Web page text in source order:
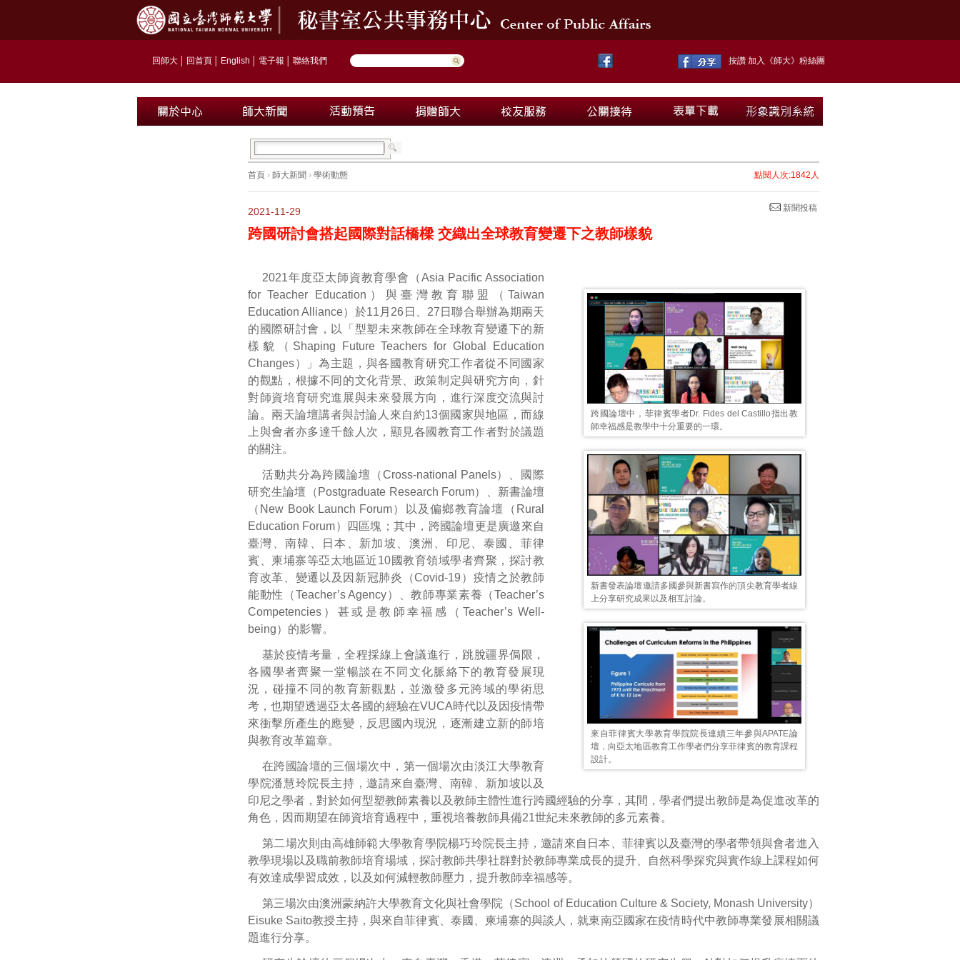
回師大 回首頁 English 電子報 聯絡我們 按讚 加入《師大》粉絲團
首頁 › 師大新聞 › 學術動態 點閱人次:1842人
新聞投稿
2021-11-29
跨國研討會搭起國際對話橋樑 交織出全球教育變遷下之教師樣貌
跨國論壇中，菲律賓學者Dr. Fides del Castillo指出教
師幸福感是教學中十分重要的一環。
新書發表論壇邀請多國參與新書寫作的頂尖教育學者線
上分享研究成果以及相互討論。
來自菲律賓大學教育學院院長連續三年參與APATE論
壇，向亞太地區教育工作學者們分享菲律賓的教育課程
設計。
2021年度亞太師資教育學會（Asia Pacific Association
for Teacher Education）與臺灣教育聯盟（Taiwan
Education Alliance）於11月26日、27日聯合舉辦為期兩天
的國際研討會，以「型塑未來教師在全球教育變遷下的新
樣貌（Shaping Future Teachers for Global Education
Changes）」為主題，與各國教育研究工作者從不同國家
的觀點，根據不同的文化背景、政策制定與研究方向，針
對師資培育研究進展與未來發展方向，進行深度交流與討
論。兩天論壇講者與討論人來自約13個國家與地區，而線
上與會者亦多達千餘人次，顯見各國教育工作者對於議題
的關注。
活動共分為跨國論壇（Cross-national Panels）、國際
研究生論壇（Postgraduate Research Forum）、新書論壇
（New Book Launch Forum）以及偏鄉教育論壇（Rural
Education Forum）四區塊；其中，跨國論壇更是廣邀來自
臺灣、南韓、日本、新加坡、澳洲、印尼、泰國、菲律
賓、柬埔寨等亞太地區近10國教育領域學者齊聚，探討教
育改革、變遷以及因新冠肺炎（Covid-19）疫情之於教師
能動性（Teacher’s Agency）、教師專業素養（Teacher’s
Competencies）甚或是教師幸福感（Teacher’s Well-
being）的影響。
基於疫情考量，全程採線上會議進行，跳脫疆界侷限，
各國學者齊聚一堂暢談在不同文化脈絡下的教育發展現
況，碰撞不同的教育新觀點，並激發多元跨域的學術思
考，也期望透過亞太各國的經驗在VUCA時代以及因疫情帶
來衝擊所產生的應變，反思國內現況，逐漸建立新的師培
與教育改革篇章。
在跨國論壇的三個場次中，第一個場次由淡江大學教育
學院潘慧玲院長主持，邀請來自臺灣、南韓、新加坡以及
印尼之學者，對於如何型塑教師素養以及教師主體性進行跨國經驗的分享，其間，學者們提出教師是為促進改革的
角色，因而期望在師資培育過程中，重視培養教師具備21世紀未來教師的多元素養。
第二場次則由高雄師範大學教育學院楊巧玲院長主持，邀請來自日本、菲律賓以及臺灣的學者帶領與會者進入
教學現場以及職前教師培育場域，探討教師共學社群對於教師專業成長的提升、自然科學探究與實作線上課程如何
有效達成學習成效，以及如何減輕教師壓力，提升教師幸福感等。
第三場次由澳洲蒙納許大學教育文化與社會學院（School of Education Culture & Society, Monash University）
Eisuke Saito教授主持，與來自菲律賓、泰國、柬埔寨的與談人，就東南亞國家在疫情時代中教師專業發展相關議
題進行分享。